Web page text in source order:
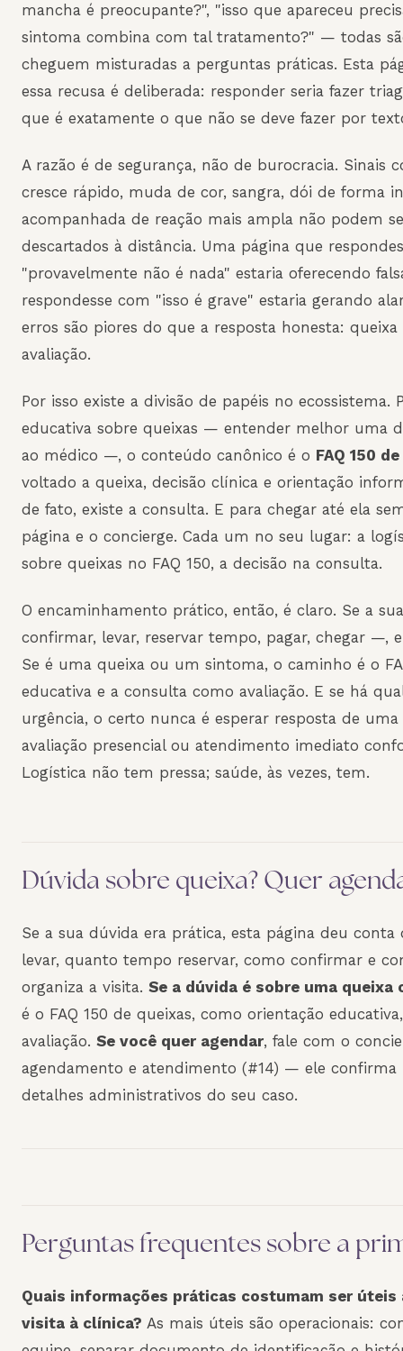
mancha é preocupante?", "isso que apareceu
sintoma combina com tal tratamento?" — todas
cheguem misturadas a perguntas práticas. Esta
essa recusa é deliberada: responder seria fazer
que é exatamente o que não se deve fazer por
A razão é de segurança, não de burocracia. Sinais
cresce rápido, muda de cor, sangra, dói de forma
acompanhada de reação mais ampla não podem
descartados à distância. Uma página que
"provavelmente não é nada" estaria oferecendo
respondesse com "isso é grave" estaria gerando
erros são piores do que a resposta honesta:
avaliação.
Por isso existe a divisão de papéis no ecossistema.
educativa sobre queixas — entender melhor uma
ao médico —, o conteúdo canônico é o FAQ 150
voltado a queixa, decisão clínica e orientação
de fato, existe a consulta. E para chegar até ela
página e o concierge. Cada um no seu lugar: a
sobre queixas no FAQ 150, a decisão na consulta.
O encaminhamento prático, então, é claro. Se a
confirmar, levar, reservar tempo, pagar, chegar —,
Se é uma queixa ou um sintoma, o caminho é o
educativa e a consulta como avaliação. E se há
urgência, o certo nunca é esperar resposta de
avaliação presencial ou atendimento imediato
Logística não tem pressa; saúde, às vezes, tem.
Dúvida sobre queixa? Quer
Se a sua dúvida era prática, esta página deu conta
levar, quanto tempo reservar, como confirmar e
organiza a visita. Se a dúvida é sobre uma queixa
é o FAQ 150 de queixas, como orientação
avaliação. Se você quer agendar, fale com o
agendamento e atendimento (#14) — ele confirma
detalhes administrativos do seu caso.
Perguntas frequentes sobre a
Quais informações práticas costumam ser úteis
visita à clínica? As mais úteis são operacionais: